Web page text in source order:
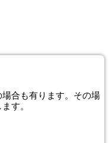
合も有ります。その場
す。